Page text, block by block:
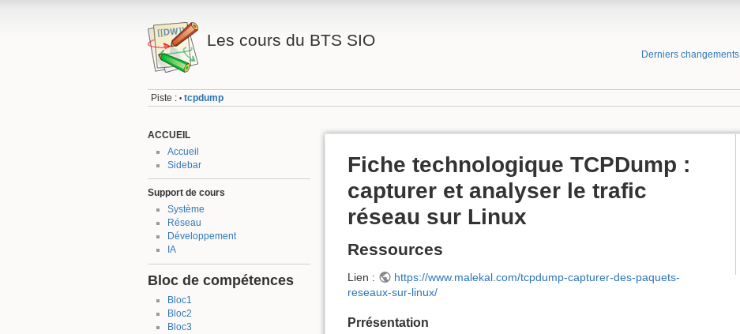
Les cours du BTS SIO
Derniers changements
Piste : • tcpdump
ACCUEIL
Accueil
Sidebar
Support de cours
Système
Réseau
Développement
IA
Bloc de compétences
Bloc1
Bloc2
Bloc3
Fiche technologique TCPDump :
capturer et analyser le trafic
réseau sur Linux
Ressources
Lien :
https://www.malekal.com/tcpdump-capturer-des-paquets-
reseaux-sur-linux/
Prrésentation